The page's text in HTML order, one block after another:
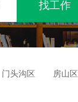
门头沟区 房山区